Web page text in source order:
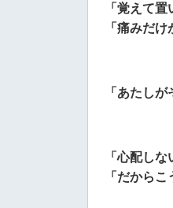
「覚えて置
「痛みだ
「あたし
「心配し
「だから